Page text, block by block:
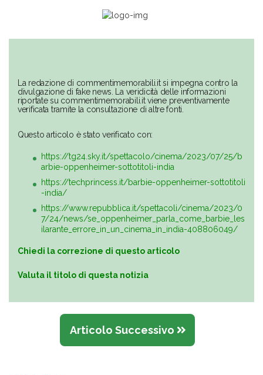
La redazione di commentimemorabili.it si impegna contro la
divulgazione di fake news. La veridicità delle informazioni
riportate su commentimemorabili.it viene preventivamente
verificata tramite la consultazione di altre fonti.
Questo articolo è stato verificato con:
https://tg24.sky.it/spettacolo/cinema/2023/07/25/b
arbie-oppenheimer-sottotitoli-india
https://techprincess.it/barbie-oppenheimer-sottotitoli
-india/
https://www.repubblica.it/spettacoli/cinema/2023/0
7/24/news/se_oppenheimer_parla_come_barbie_les
ilarante_errore_in_un_cinema_in_india-408806049/
Chiedi la correzione di questo articolo
Valuta il titolo di questa notizia
Articolo Successivo